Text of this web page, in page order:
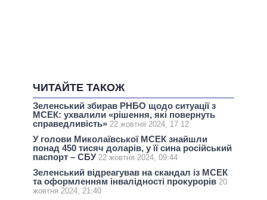
ЧИТАЙТЕ ТАКОЖ
Зеленський збирав РНБО щодо ситуації з
МСЕК: ухвалили «рішення, які повернуть
справедливість» 22 жовтня 2024, 17:12
У голови Миколаївської МСЕК знайшли
понад 450 тисяч доларів, у її сина російський
паспорт – СБУ 22 жовтня 2024, 09:44
Зеленський відреагував на скандал із МСЕК
та оформленням інвалідності прокурорів 20
жовтня 2024, 21:40